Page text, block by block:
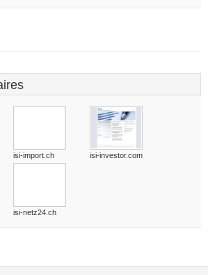
isi-import.ch isi-investor.com
isi-netz24.ch